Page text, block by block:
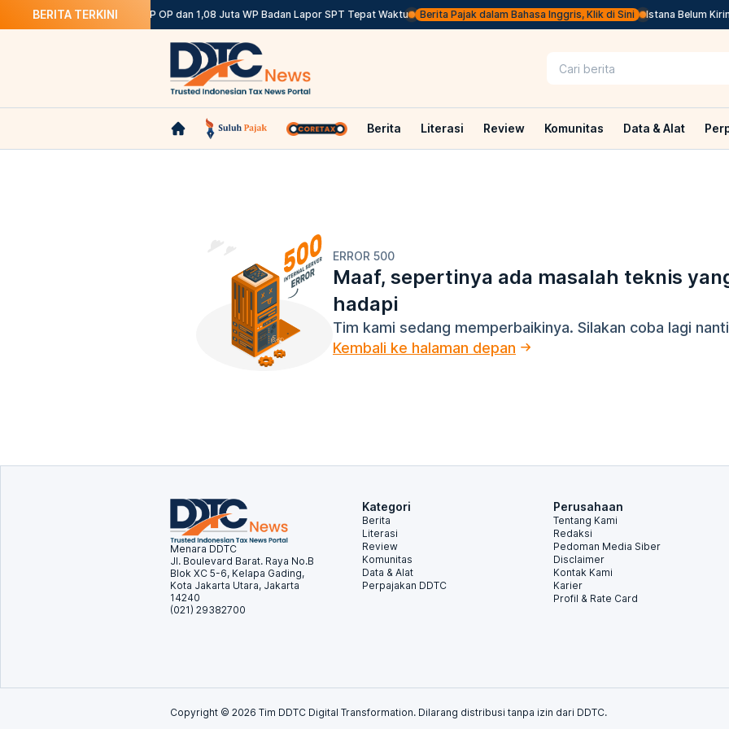
BERITA TERKINI
DJP: 12,12 Juta WP OP dan 1,08 Juta WP Badan Lapor SPT Tepat Waktu Berita Pajak dalam Bahasa Inggris, Klik di Sini Istana Belum Kirim
Berita Literasi Review Komunitas Data & Alat
ERROR 500
Maaf, sepertinya ada masalah teknis
hadapi
Tim kami sedang memperbaikinya. Silakan coba lagi
Kembali ke halaman depan
Menara DDTC
Jl. Boulevard Barat. Raya No.B
Blok XC 5-6, Kelapa Gading,
Kota Jakarta Utara, Jakarta
14240
(021) 29382700
Kategori
Berita
Literasi
Review
Komunitas
Data & Alat
Perpajakan DDTC
Perusahaan
Tentang Kami
Redaksi
Pedoman Media Siber
Disclaimer
Kontak Kami
Karier
Profil & Rate Card
Copyright © 2026 Tim DDTC Digital Transformation. Dilarang distribusi tanpa izin dari DDTC.